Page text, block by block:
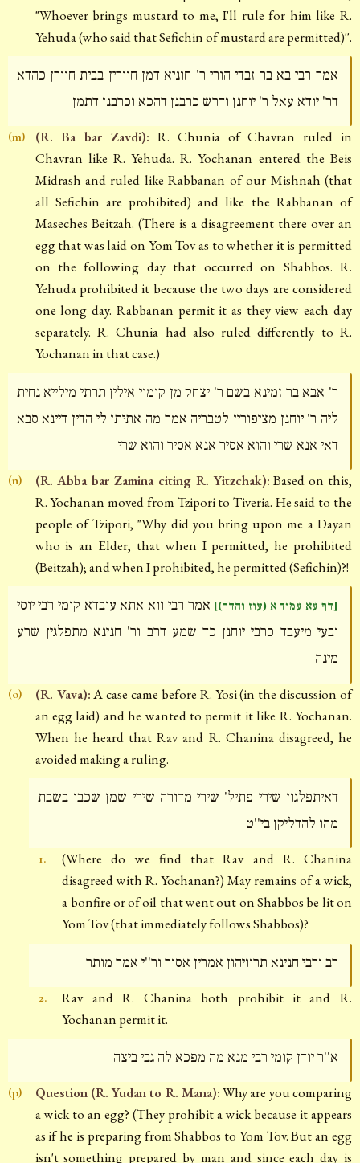
"Whoever brings mustard to me, I'll rule for him like R.
Yehuda (who said that Sefichin of mustard are permitted)''.
אמר רבי בא בר זבדי הורי ר' חוניא דמן חוורין בבית חוורן כהדא
דר' יודא עאל ר' יוחנן ודרש כרבנן דהכא וכרבנן דתמן
(m) (R. Ba bar Zavdi): R. Chunia of Chavran ruled in
Chavran like R. Yehuda. R. Yochanan entered the Beis
Midrash and ruled like Rabbanan of our Mishnah (that
all Sefichin are prohibited) and like the Rabbanan of
Maseches Beitzah. (There is a disagreement there over an
egg that was laid on Yom Tov as to whether it is permitted
on the following day that occurred on Shabbos. R.
Yehuda prohibited it because the two days are considered
one long day. Rabbanan permit it as they view each day
separately. R. Chunia had also ruled differently to R.
Yochanan in that case.)
ר' אבא בר זמינא בשם ר' יצחק מן קומוי אילין תרתי מילייא נחית
ליה ר' יוחנן מציפורין לטבריה אמר מה אתיתן לי הדין דיינא סבא
דאי אנא שרי והוא אסיר אנא אסיר והוא שרי
(n) (R. Abba bar Zamina citing R. Yitzchak): Based on this,
R. Yochanan moved from Tzipori to Tiveria. He said to the
people of Tzipori, "Why did you bring upon me a Dayan
who is an Elder, that when I permitted, he prohibited
(Beitzah); and when I prohibited, he permitted (Sefichin)?!
[דף עא עמוד א (עוז והדר)] אמר רבי ווא אתא עובדא קומי רבי יוסי
ובעי מיעבד כרבי יוחנן כד שמע דרב ור' חנינא מתפלגין שרע
מינה
(o) (R. Vava):A case came before R. Yosi (in the discussion of
an egg laid) and he wanted to permit it like R. Yochanan.
When he heard that Rav and R. Chanina disagreed, he
avoided making a ruling.
דאיתפלגון שירי פתיל' שירי מדורה שירי שמן שכבו בשבת
מהו להדליקן בי''ט
1.
(Where do we find that Rav and R. Chanina
disagreed with R. Yochanan?) May remains of a wick,
a bonfire or of oil that went out on Shabbos be lit on
Yom Tov (that immediately follows Shabbos)?
רב ורבי חנינא תרוויהון אמרין אסור ור''י אמר מותר
2.
Rav and R. Chanina both prohibit it and R.
Yochanan permit it.
א''ר יודן קומי רבי מנא מה מפכא לה גבי ביצה
(p) Question (R. Yudan to R. Mana):Why are you comparing
a wick to an egg? (They prohibit a wick because it appears
as if he is preparing from Shabbos to Yom Tov. But an egg
isn't something prepared by man and since each day is